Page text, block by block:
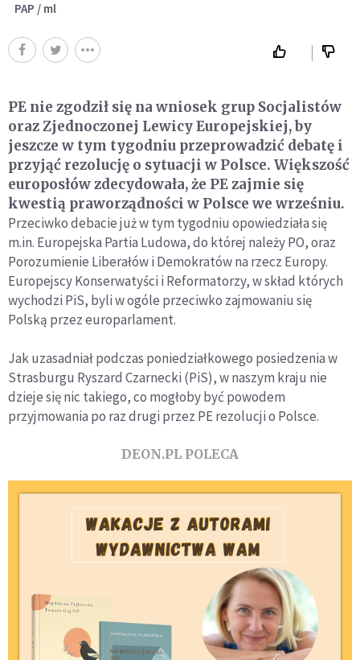
PAP / ml
PE nie zgodził się na wniosek grup Socjalistów
oraz Zjednoczonej Lewicy Europejskiej, by
jeszcze w tym tygodniu przeprowadzić debatę i
przyjąć rezolucję o sytuacji w Polsce. Większość
europosłów zdecydowała, że PE zajmie się
kwestią praworządności w Polsce we wrześniu.
Przeciwko debacie już w tym tygodniu opowiedziała się
m.in. Europejska Partia Ludowa, do której należy PO, oraz
Porozumienie Liberałów i Demokratów na rzecz Europy.
Europejscy Konserwatyści i Reformatorzy, w skład których
wychodzi PiS, byli w ogóle przeciwko zajmowaniu się
Polską przez europarlament.
Jak uzasadniał podczas poniedziałkowego posiedzenia w
Strasburgu Ryszard Czarnecki (PiS), w naszym kraju nie
dzieje się nic takiego, co mogłoby być powodem
przyjmowania po raz drugi przez PE rezolucji o Polsce.
DEON.PL POLECA